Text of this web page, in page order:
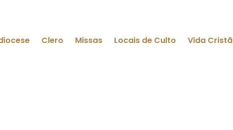
Clero Missas Locais de Culto Vida Cristã